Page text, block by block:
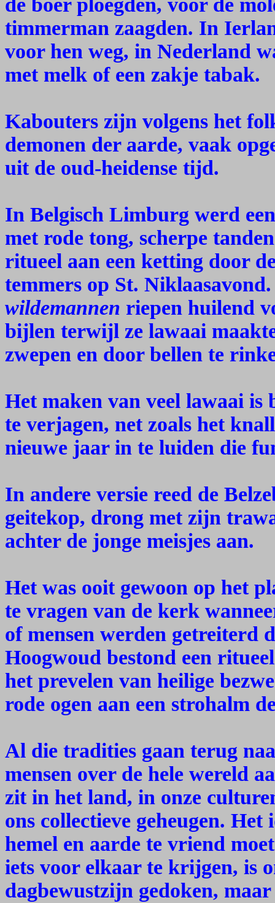
de boer ploegden, voor de
timmerman zaagden. In
voor hen weg, in Nederland
met melk of een zakje tabak.
Kabouters zijn volgens het
demonen der aarde, vaak
uit de oud-heidense tijd.
In Belgisch Limburg werd
met rode tong, scherpe
ritueel aan een ketting door
temmers op St.
wildemannen riepen huilend
bijlen terwijl ze lawaai
zwepen en door bellen te
Het maken van veel lawaai is
te verjagen, net zoals het
nieuwe jaar in te luiden die
In andere versie reed de
geitekop, drong met zijn
achter de jonge meisjes aan.
Het was ooit gewoon op het
te vragen van de kerk
of mensen werden getreiterd
Hoogwoud bestond een
het prevelen van heilige
rode ogen aan een strohalm
Al die tradities gaan terug
mensen over de hele wereld
zit in het land, in onze
ons collectieve geheugen. Het
hemel en aarde te vriend
iets voor elkaar te krijgen, is
dagbewustzijn gedoken,